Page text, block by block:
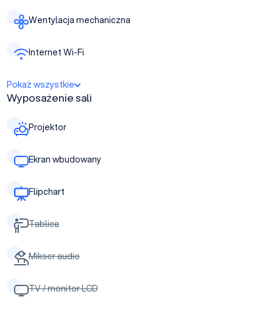
Wentylacja mechaniczna
Internet Wi-Fi
Pokaż wszystkie
Wyposażenie sali
Projektor
Ekran wbudowany
Flipchart
Tablica
Mikser audio
TV / monitor LCD